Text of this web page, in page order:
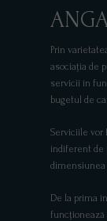
Prin
asociația de
servicii în
bugetul de
Serviciile vor
indiferent de
dimensiunea
De la prima
funcționează